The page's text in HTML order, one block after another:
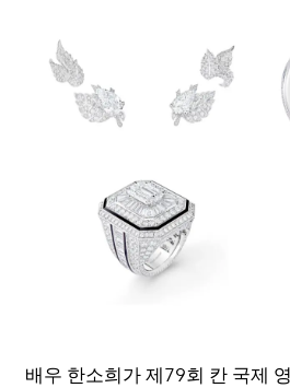
배우 한소희가 제79회 칸 국제